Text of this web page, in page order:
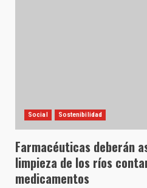
Social Sostenibilidad
Farmacéuticas deberán
limpieza de los ríos
medicamentos